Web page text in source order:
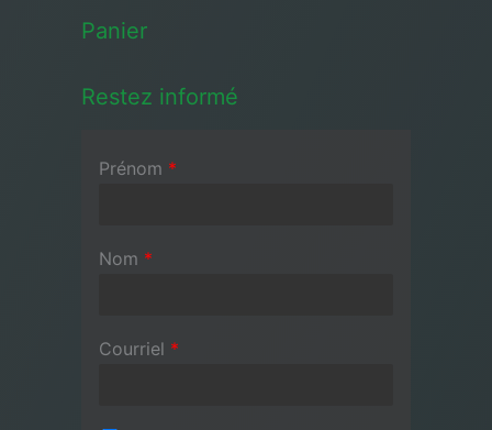
Panier
Restez informé
Prénom *
Nom *
Courriel *